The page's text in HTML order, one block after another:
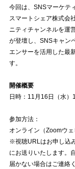
今回は、SNSマーケテ
スマートシェア株式会
ニティチャンネルを運
が登壇し、SNSキャン
エンサーを活用した最
す。
開催概要
日時：11月16日（水
参加方法：
オンライン（Zoomウェ
※視聴URLはお申し込
にお送りいたします。
届かない場合はご連絡